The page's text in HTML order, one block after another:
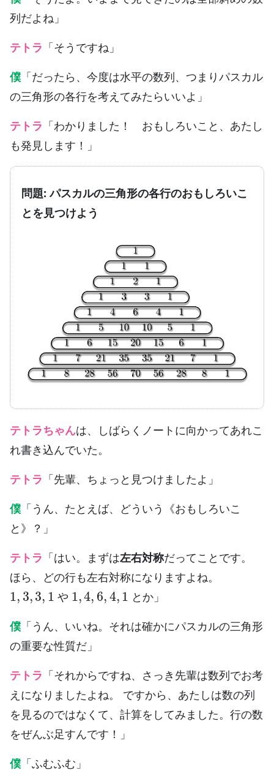
列だよね」
テトラ 「そうですね」
僕 「だったら、今度は水平の数列、つまりパスカル
の三角形の各行を考えてみたらいいよ」
テトラ 「わかりました！ おもしろいこと、あたし
も発見します！」
問題: パスカルの三角形の各行のおもしろいこ
とを見つけよう
テトラちゃんは、しばらくノートに向かってあれこ
れ書き込んでいた。
テトラ 「先輩、ちょっと見つけましたよ」
僕 「うん、たとえば、どういう《おもしろいこ
と》？」
テトラ 「はい。まずは左右対称だってことです。
ほら、どの行も左右対称になりますよね。
1, 3,3, 1
や
1,4,6,4,1
とか」
僕 「うん、いいね。それは確かにパスカルの三角形
の重要な性質だ」
テトラ 「それからですね、さっき先輩は数列でお考
えになりましたよね。 ですから、あたしは数の列
を見るのではなくて、計算をしてみました。行の数
をぜんぶ足すんです！」
僕 「ふむふむ」